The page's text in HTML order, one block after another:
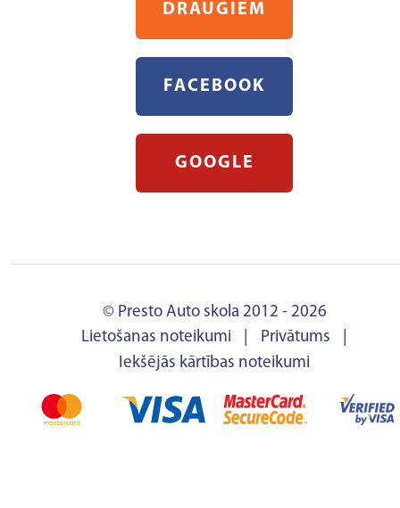
DRAUGIEM
FACEBOOK
GOOGLE
© Presto Auto skola 2012 - 2026
Lietošanas noteikumi
Privātums
Iekšējās kārtības noteikumi